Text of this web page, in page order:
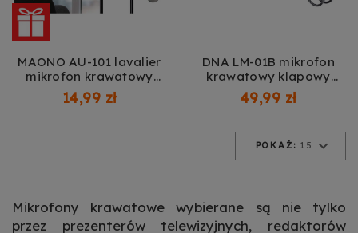
MAONO AU-101 lavalier
mikrofon krawatowy
podcast
14,99 zł
DNA LM-01B mikrofon
krawatowy klapowy
lavalier przypinany do
ubrania
49,99 zł
POKAŻ: 15
Mikrofony krawatowe wybierane są nie tylko
przez prezenterów telewizyjnych, redaktorów